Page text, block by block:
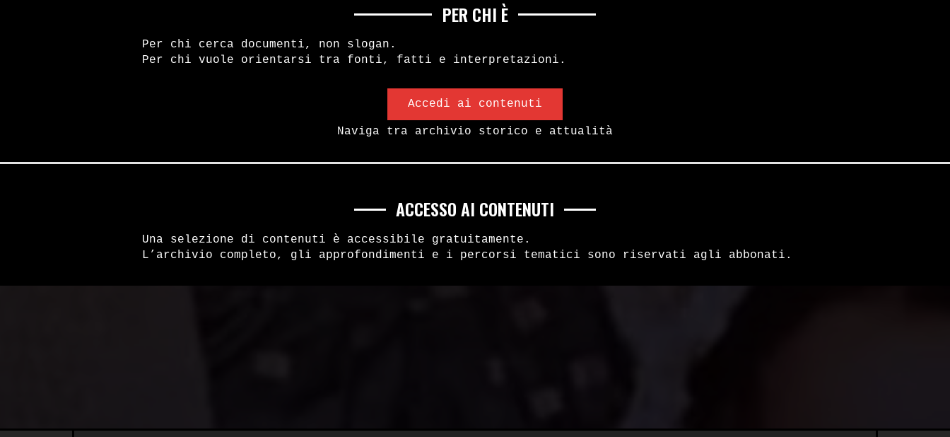
PER CHI È
Per chi cerca documenti, non slogan.
Per chi vuole orientarsi tra fonti, fatti e interpretazioni.
Accedi ai contenuti
Naviga tra archivio storico e attualità
ACCESSO AI CONTENUTI
Una selezione di contenuti è accessibile gratuitamente.
L’archivio completo, gli approfondimenti e i percorsi tematici sono riservati agli abbonati.